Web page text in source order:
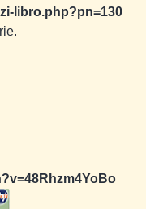
libro.php?pn=130